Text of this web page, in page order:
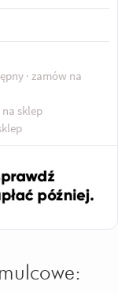
· zamów na
na sklep